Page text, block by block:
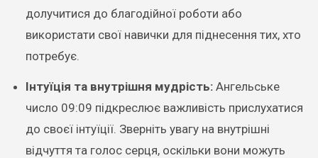
долучитися до благодійної роботи або
використати свої навички для піднесення тих, хто
потребує.
Інтуїція та внутрішня мудрість:Ангельське
число 09:09 підкреслює важливість прислухатися
до своєї інтуїції. Зверніть увагу на внутрішні
відчуття та голос серця, оскільки вони можуть